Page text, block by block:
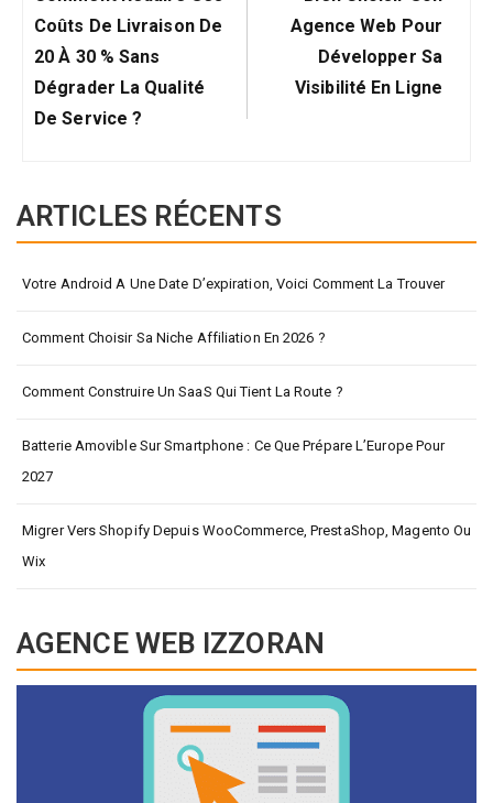
Coûts De Livraison De
20 À 30 % Sans
Dégrader La Qualité
De Service ?
Agence Web Pour
Développer Sa
Visibilité En Ligne
ARTICLES RÉCENTS
Votre Android A Une Date D’expiration, Voici Comment La Trouver
Comment Choisir Sa Niche Affiliation En 2026 ?
Comment Construire Un SaaS Qui Tient La Route ?
Batterie Amovible Sur Smartphone : Ce Que Prépare L’Europe Pour
2027
Migrer Vers Shopify Depuis WooCommerce, PrestaShop, Magento Ou
Wix
AGENCE WEB IZZORAN